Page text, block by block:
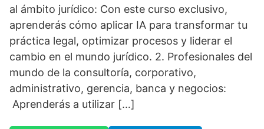
al ámbito jurídico: Con este curso exclusivo,
aprenderás cómo aplicar IA para transformar tu
práctica legal, optimizar procesos y liderar el
cambio en el mundo jurídico. 2. Profesionales del
mundo de la consultoría, corporativo,
administrativo, gerencia, banca y negocios:
Aprenderás a utilizar […]